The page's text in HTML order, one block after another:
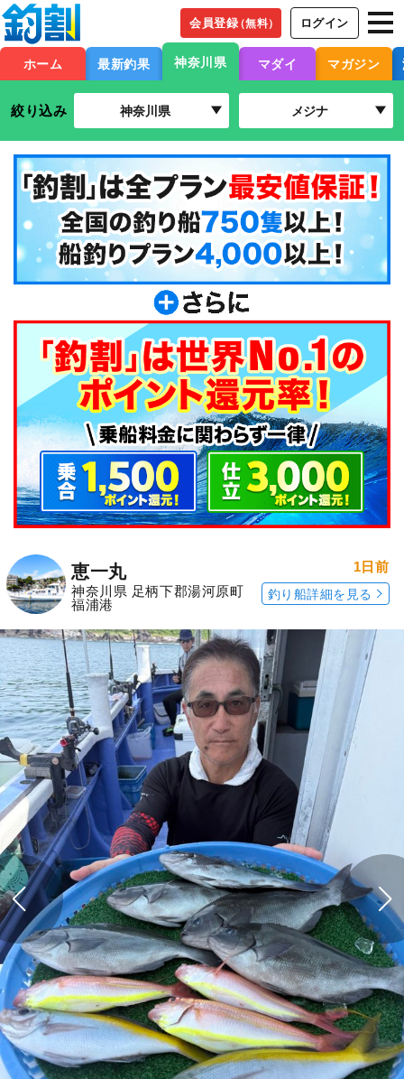
会員登録（無料） ログイン
ホーム 最新釣果 神奈川県 マダイ マガジン
絞り込み 神奈川県 メジナ
恵一丸
神奈川県 足柄下郡湯河原町
福浦港
1日前
釣り船詳細を見る